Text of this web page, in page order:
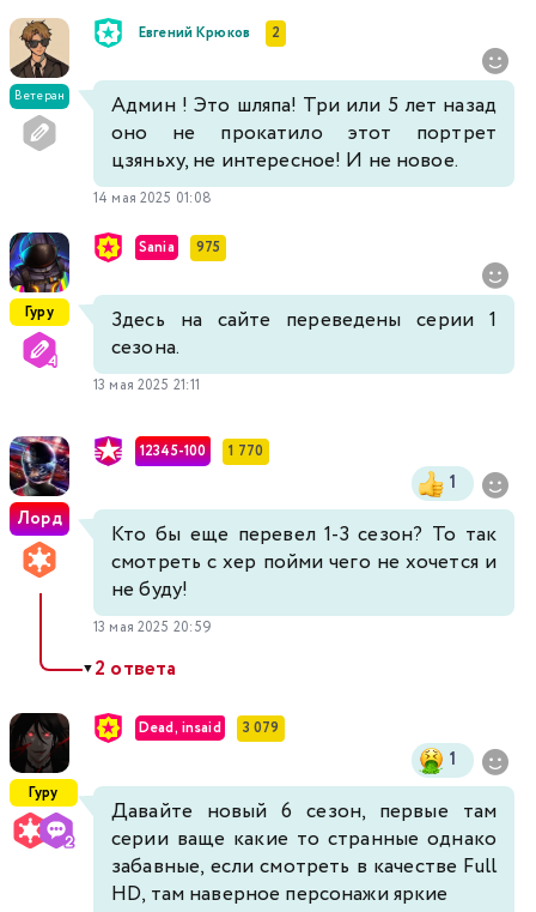
Ветеран
Евгений Крюков 2
Админ ! Это шляпа! Три или 5 лет назад
оно не прокатило этот портрет
цзяньху, не интересное! И не новое.
14 мая 2025 01:08
Гуру
Sania 975
Здесь на сайте переведены серии 1
сезона.
13 мая 2025 21:11
Лорд
12345-100 1 770
1
Кто бы еще перевел 1-3 сезон? То так
смотреть с хер пойми чего не хочется и
не буду!
13 мая 2025 20:59
▼2 ответа
Гуру
Dead, insaid 3 079
1
Давайте новый 6 сезон, первые там
серии ваще какие то странные однако
забавные, если смотреть в качестве Full
HD, там наверное персонажи яркие